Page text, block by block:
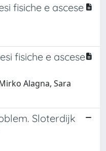
fisiche e ascese
fisiche e ascese
Alagna, Sara
Sloterdijk